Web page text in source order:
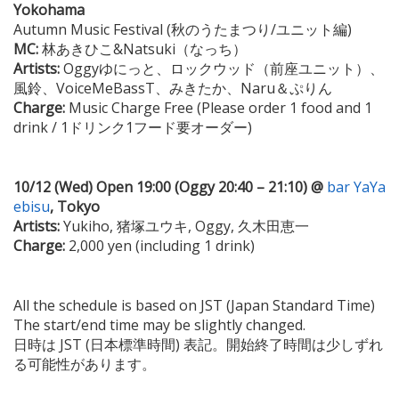
Yokohama
Autumn Music Festival (秋のうたまつり/ユニット編)
MC:林あきひこ&Natsuki（なっち）
Artists:Oggyゆにっと、ロックウッド（前座ユニット）、
風鈴、VoiceMeBassT、みきたか、Naru＆ぷりん
Charge: Music Charge Free (Please order 1 food and 1
drink / 1ドリンク1フード要オーダー)
10/12 (Wed) Open 19:00 (Oggy 20:40 – 21:10) @ bar YaYa
ebisu, Tokyo
Artists:Yukiho, 猪塚ユウキ, Oggy, 久木田恵一
Charge: 2,000 yen (including 1 drink)
All the schedule is based on JST (Japan Standard Time)
The start/end time may be slightly changed.
日時は JST (日本標準時間) 表記。開始終了時間は少しずれ
る可能性があります。